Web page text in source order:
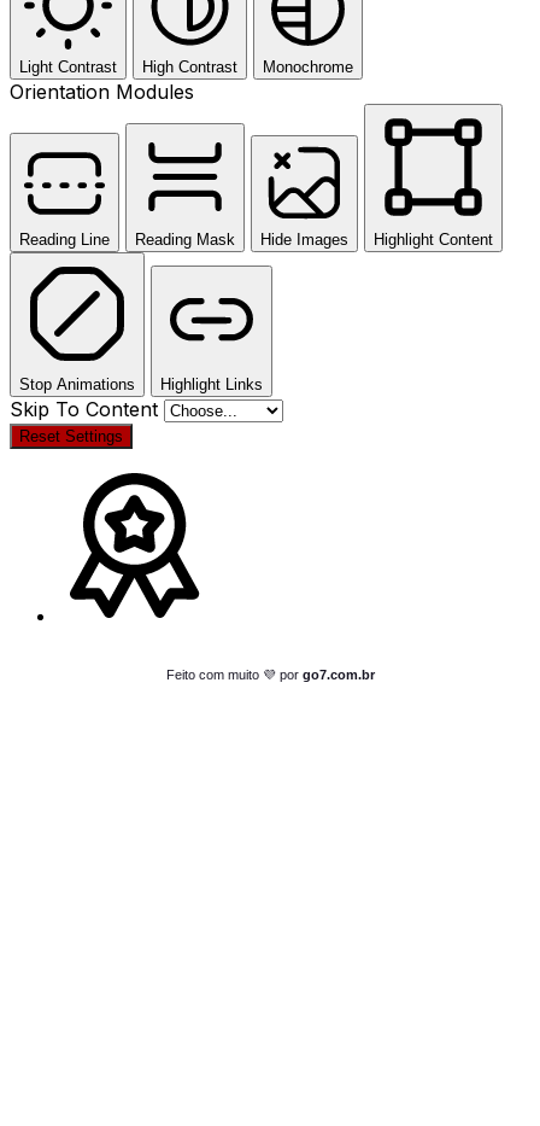
Light Contrast High Contrast Monochrome
Orientation Modules
Reading Line Reading Mask Hide Images Highlight Content
Stop Animations Highlight Links
Skip To Content
Reset Settings
Feito com muito 💜 por go7.com.br